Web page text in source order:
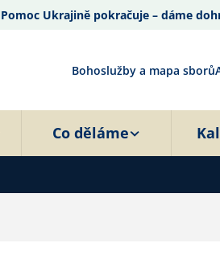
Pomoc Ukrajině pokračuje – dáme
Bohoslužby a mapa sborů
Co děláme